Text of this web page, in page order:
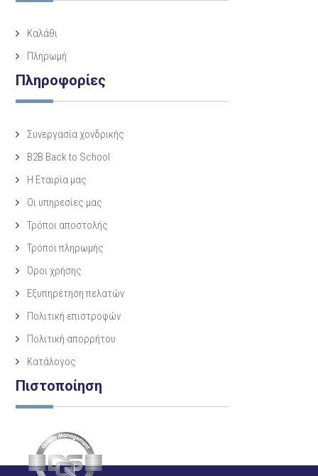
Καλάθι
Πληρωμή
Πληροφορίες
Συνεργασία χονδρικής
B2B Back to School
Η Eταιρία μας
Οι υπηρεσίες μας
Τρόποι αποστολής
Τρόποι πληρωμής
Όροι χρήσης
Εξυπηρέτηση πελατών
Πολιτική επιστροφών
Πολιτική απορρήτου
Κατάλογος
Πιστοποίηση